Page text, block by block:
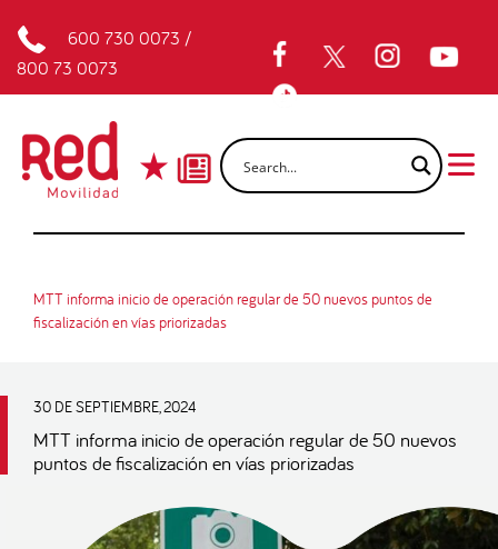
600 730 0073 /
800 73 0073
MTT informa inicio de operación regular de 50 nuevos puntos de
fiscalización en vías priorizadas
30 DE SEPTIEMBRE, 2024
MTT informa inicio de operación regular de 50 nuevos
puntos de fiscalización en vías priorizadas